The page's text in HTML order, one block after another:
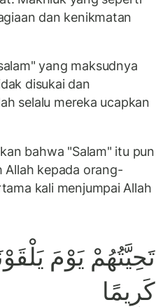
dan kenikmatan
yang maksudnya
disukai dan
selalu mereka ucapkan
bahwa "Salam" itu pun
Allah kepada orang-
kali menjumpai Allah
تَحِيَّتُهُمْ يَوْمَ
كَرِيمًا